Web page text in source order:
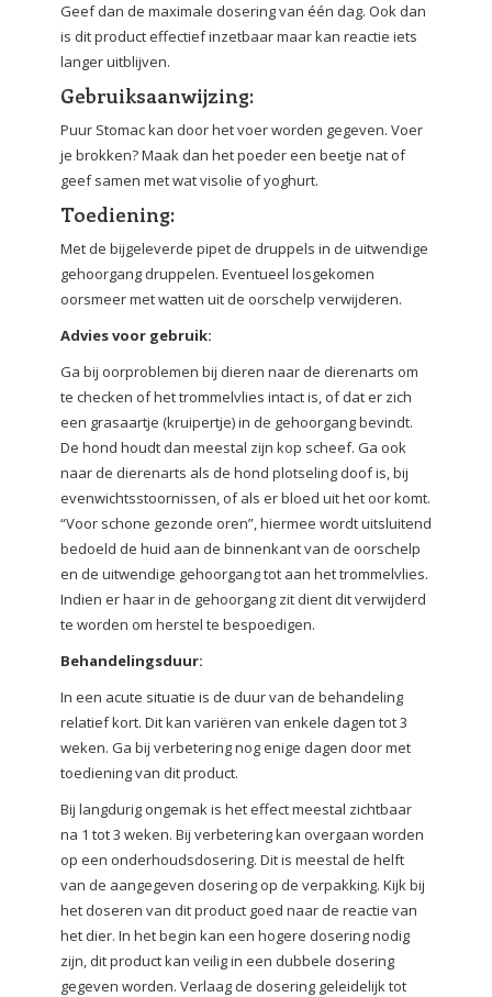
Geef dan de maximale dosering van één dag. Ook dan
is dit product effectief inzetbaar maar kan reactie iets
langer uitblijven.
Gebruiksaanwijzing:
Puur Stomac kan door het voer worden gegeven. Voer
je brokken? Maak dan het poeder een beetje nat of
geef samen met wat visolie of yoghurt.
Toediening:
Met de bijgeleverde pipet de druppels in de uitwendige
gehoorgang druppelen. Eventueel losgekomen
oorsmeer met watten uit de oorschelp verwijderen.
Advies voor gebruik:
Ga bij oorproblemen bij dieren naar de dierenarts om
te checken of het trommelvlies intact is, of dat er zich
een grasaartje (kruipertje) in de gehoorgang bevindt.
De hond houdt dan meestal zijn kop scheef. Ga ook
naar de dierenarts als de hond plotseling doof is, bij
evenwichtsstoornissen, of als er bloed uit het oor komt.
“Voor schone gezonde oren”, hiermee wordt uitsluitend
bedoeld de huid aan de binnenkant van de oorschelp
en de uitwendige gehoorgang tot aan het trommelvlies.
Indien er haar in de gehoorgang zit dient dit verwijderd
te worden om herstel te bespoedigen.
Behandelingsduur:
In een acute situatie is de duur van de behandeling
relatief kort. Dit kan variëren van enkele dagen tot 3
weken. Ga bij verbetering nog enige dagen door met
toediening van dit product.
Bij langdurig ongemak is het effect meestal zichtbaar
na 1 tot 3 weken. Bij verbetering kan overgaan worden
op een onderhoudsdosering. Dit is meestal de helft
van de aangegeven dosering op de verpakking. Kijk bij
het doseren van dit product goed naar de reactie van
het dier. In het begin kan een hogere dosering nodig
zijn, dit product kan veilig in een dubbele dosering
gegeven worden. Verlaag de dosering geleidelijk tot